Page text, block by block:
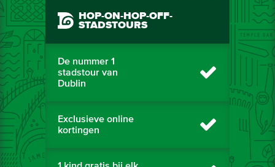
HOP-ON-HOP-OFF-
STADSTOURS
De nummer 1
stadstour van
Dublin
Exclusieve online
kortingen